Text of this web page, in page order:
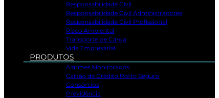
Responsabilidade Civil
Responsabilidade Civil Administradores
Responsabilidade Civil Profissional
Risco Ambiental
Transporte de Carga
Vida Empresarial
PRODUTOS
Alarmes Monitorados
Cartão de Crédito Porto Seguro
Consórcios
Previdência